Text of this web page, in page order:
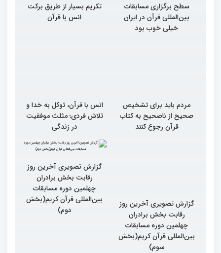
سطح برگزاری مسابقات
بین‌المللی قرآن در ایران
خیلی خوب بود
تکریم بسیار از طریق برکت
انس با قرآن
مردم باید برای تشخیص
صحیح از ناصحیح به کتاب
قرآن رجوع کنند
انس با قرآن، توکل به خدا و
تلاش فردی؛ مثلث موفقیت
در زندگی
گزارش تصویری آخرین روز
رقابت بخش برادران
چهلمین دوره مسابقات
بین‌المللی قرآن کریم(بخش
سوم)
گزارش تصویری آخرین روز
رقابت بخش برادران
چهلمین دوره مسابقات
بین‌المللی قرآن کریم(بخش
دوم)